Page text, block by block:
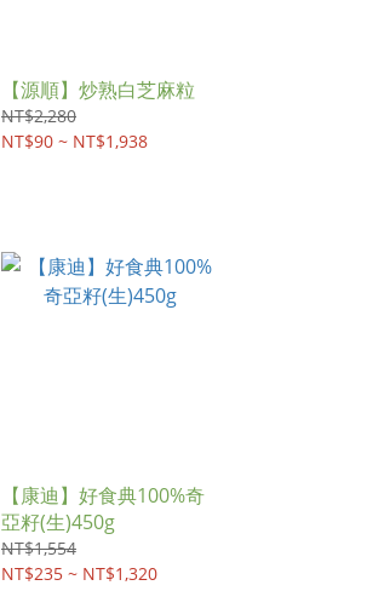
【源順】炒熟白芝麻粒
NT$2,280
NT$90 ~ NT$1,938
【康迪】好食典100%奇
亞籽(生)450g
NT$1,554
NT$235 ~ NT$1,320